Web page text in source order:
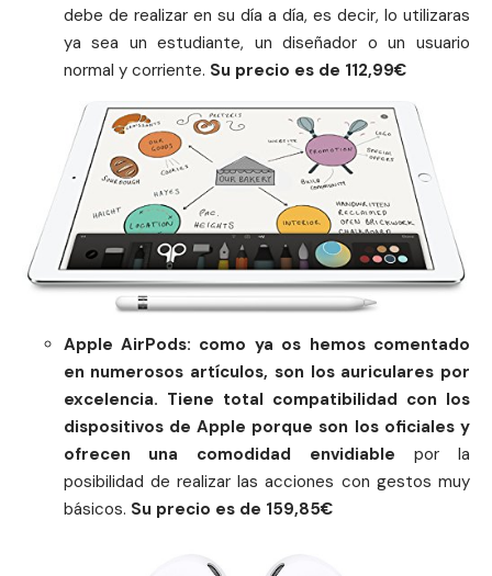
debe de realizar en su día a día, es decir, lo utilizaras
ya sea un estudiante, un diseñador o un usuario
normal y corriente. Su precio es de 112,99€
Apple AirPods: como ya os hemos comentado
en numerosos artículos, son los auriculares por
excelencia. Tiene total compatibilidad con los
dispositivos de Apple porque son los oficiales y
ofrecen una comodidad envidiable por la
posibilidad de realizar las acciones con gestos muy
básicos. Su precio es de 159,85€